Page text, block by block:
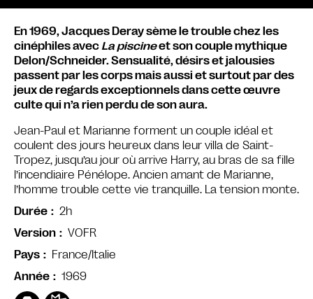
En 1969, Jacques Deray sème le trouble chez les
cinéphiles avec La piscineet son couple mythique
Delon/Schneider. Sensualité, désirs et jalousies
passent par les corps mais aussi et surtout par des
jeux de regards exceptionnels dans cette œuvre
culte qui n’a rien perdu de son aura.
Jean-Paul et Marianne forment un couple idéal et
coulent des jours heureux dans leur villa de Saint-
Tropez, jusqu’au jour où arrive Harry, au bras de sa fille
l’incendiaire Pénélope. Ancien amant de Marianne,
l’homme trouble cette vie tranquille. La tension monte.
Durée
2h
Version
VOFR
Pays
France/Italie
Année
1969